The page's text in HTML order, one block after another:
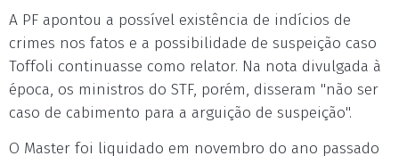
A PF apontou a possível existência de indícios de
crimes nos fatos e a possibilidade de suspeição caso
Toffoli continuasse como relator. Na nota divulgada à
época, os ministros do STF, porém, disseram "não ser
caso de cabimento para a arguição de suspeição".
O Master foi liquidado em novembro do ano passado